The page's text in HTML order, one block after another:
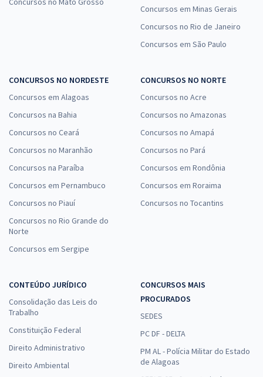
Concursos em Minas Gerais
Concursos no Rio de Janeiro
Concursos em São Paulo
CONCURSOS NO NORDESTE
Concursos em Alagoas
Concursos na Bahia
Concursos no Ceará
Concursos no Maranhão
Concursos na Paraíba
Concursos em Pernambuco
Concursos no Piauí
Concursos no Rio Grande do
Norte
Concursos em Sergipe
CONCURSOS NO NORTE
Concursos no Acre
Concursos no Amazonas
Concursos no Amapá
Concursos no Pará
Concursos em Rondônia
Concursos em Roraima
Concursos no Tocantins
CONTEÚDO JURÍDICO
Consolidação das Leis do
Trabalho
Constituição Federal
Direito Administrativo
Direito Ambiental
CONCURSOS MAIS
PROCURADOS
SEDES
PC DF - DELTA
PM AL - Polícia Militar do Estado
de Alagoas